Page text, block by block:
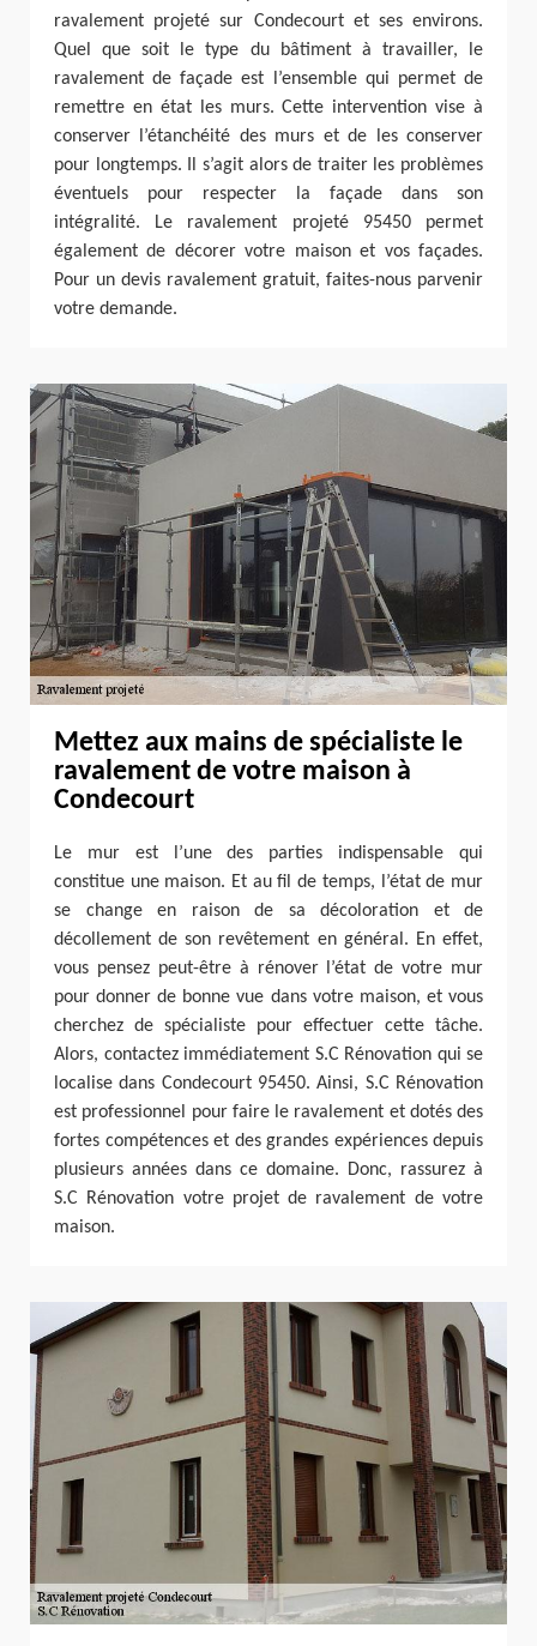
ravalement projeté sur Condecourt et ses environs.
Quel que soit le type du bâtiment à travailler, le
ravalement de façade est l’ensemble qui permet de
remettre en état les murs. Cette intervention vise à
conserver l’étanchéité des murs et de les conserver
pour longtemps. Il s’agit alors de traiter les problèmes
éventuels pour respecter la façade dans son
intégralité. Le ravalement projeté 95450 permet
également de décorer votre maison et vos façades.
Pour un devis ravalement gratuit, faites-nous parvenir
votre demande.
Mettez aux mains de spécialiste le
ravalement de votre maison à
Condecourt
Le mur est l’une des parties indispensable qui
constitue une maison. Et au fil de temps, l’état de mur
se change en raison de sa décoloration et de
décollement de son revêtement en général. En effet,
vous pensez peut-être à rénover l’état de votre mur
pour donner de bonne vue dans votre maison, et vous
cherchez de spécialiste pour effectuer cette tâche.
Alors, contactez immédiatement S.C Rénovation qui se
localise dans Condecourt 95450. Ainsi, S.C Rénovation
est professionnel pour faire le ravalement et dotés des
fortes compétences et des grandes expériences depuis
plusieurs années dans ce domaine. Donc, rassurez à
S.C Rénovation votre projet de ravalement de votre
maison.